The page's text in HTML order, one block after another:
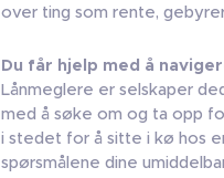
over ting som rente,
Du får hjelp med å
Lånmeglere er selskaper
med å søke om og ta opp
i stedet for å sitte i kø hos
spørsmålene dine